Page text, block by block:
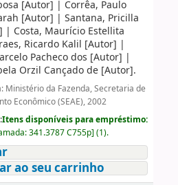
[Autor] | Corrêa, Paulo
[Autor] | Santana, Pricilla
| Costa, Maurício Estellita
Ricardo Kalil [Autor] |
Pacheco dos [Autor] |
Orzil Cançado de[Autor].
Ministério da Fazenda, Secretaria de
Econômico (SEAE), 2002
Itens disponíveis para empréstimo:
341.3787 C755p] (1).
ao seu carrinho